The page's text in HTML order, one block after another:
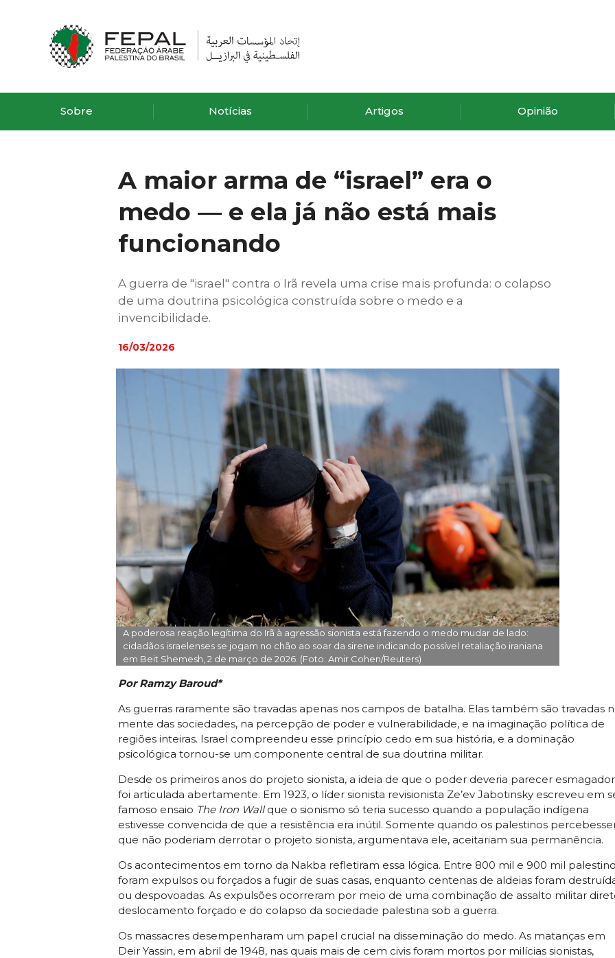
Sobre Notícias Artigos Opinião
A maior arma de “israel” era o
medo — e ela já não está mais
funcionando
A guerra de "israel" contra o Irã revela uma crise mais profunda: o colapso
de uma doutrina psicológica construída sobre o medo e a
invencibilidade.
16/03/2026
A poderosa reação legítima do Irã à agressão sionista está fazendo o medo mudar de lado:
cidadãos israelenses se jogam no chão ao soar da sirene indicando possível retaliação iraniana
em Beit Shemesh, 2 de março de 2026. (Foto: Amir Cohen/Reuters)
Por Ramzy Baroud*
As guerras raramente são travadas apenas nos campos de batalha. Elas também são travadas
mente das sociedades, na percepção de poder e vulnerabilidade, e na imaginação política de
regiões inteiras. Israel compreendeu esse princípio cedo em sua história, e a dominação
psicológica tornou-se um componente central de sua doutrina militar.
Desde os primeiros anos do projeto sionista, a ideia de que o poder deveria parecer esmagador
foi articulada abertamente. Em 1923, o líder sionista revisionista Ze’ev Jabotinsky escreveu em
famoso ensaio The Iron Wallque o sionismo só teria sucesso quando a população indígena
estivesse convencida de que a resistência era inútil. Somente quando os palestinos
que não poderiam derrotar o projeto sionista, argumentava ele, aceitariam sua permanência.
Os acontecimentos em torno da Nakba refletiram essa lógica. Entre 800 mil e 900 mil
foram expulsos ou forçados a fugir de suas casas, enquanto centenas de aldeias foram
ou despovoadas. As expulsões ocorreram por meio de uma combinação de assalto militar
deslocamento forçado e do colapso da sociedade palestina sob a guerra.
Os massacres desempenharam um papel crucial na disseminação do medo. As matanças em
Deir Yassin, em abril de 1948, nas quais mais de cem civis foram mortos por milícias sionistas,